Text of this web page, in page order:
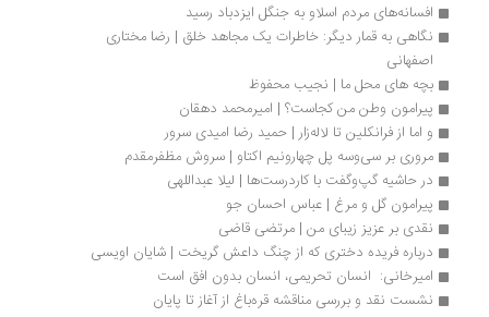
افسانه‌های مردم اسلاو به جنگل ایزدباد رسید
نگاهی به قمار دیگر: خاطرات یک مجاهد خلق | رضا مختاری
اصفهانی
بچه های محل ما | نجیب محفوظ
پیرامون وطن من کجاست؟ | امیرمحمد دهقان
و اما از فرانکلین تا لاله‌زار | حمید رضا امیدی سرور
مروری بر سی‌وسه پل چهارونیم اکتاو | سروش مظفرمقدم
در حاشیه گپ‌وگفت با کاردرست‌ها | لیلا عبداللهی
پیرامون گل و مرغ | عباس احسان جو
نقدی بر عزیز زیبای من | مرتضی قاضی
درباره فریده دختری که از چنگ داعش گریخت | شایان اویسی
امیرخانی:  انسان تحریمی، انسان بدون افق است
نشست نقد و بررسی مناقشه قره‌باغ از آغاز تا پایان